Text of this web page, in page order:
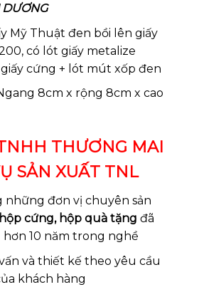
DƯƠNG
Mỹ Thuật đen bồi lên giấy
có lót giấy metalize
cứng + lót mút xốp đen
8cm x rộng 8cm x cao
THƯƠNG MAI
SẢN XUẤT TNL
những đơn vị chuyên sản
hộp cứng, hộp quà tặng đã
hơn 10 năm trong nghề
và thiết kế theo yêu cầu
khách hàng